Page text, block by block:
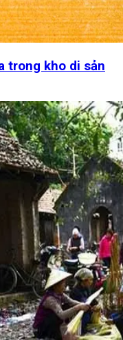
trong kho di sản